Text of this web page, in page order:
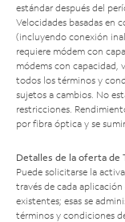
estándar después del
Velocidades basadas en
(incluyendo conexión
requiere módem con
módems con capacidad,
todos los términos y
sujetos a cambios. No
restricciones.
por fibra óptica y se
Detalles de la oferta de
Puede solicitarse la
través de cada
existentes; esas se
términos y condiciones